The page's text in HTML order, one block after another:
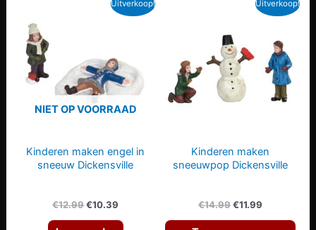
Uitverkoop!
NIET OP VOORRAAD
Kinderen maken engel in
sneeuw Dickensville
€12.99Oorspronkelijke
was:
€10.39
is:
Uitverkoop!
Kinderen maken
sneeuwpop Dickensville
€14.99Oorspronkelijke
was:
€11.99
is: